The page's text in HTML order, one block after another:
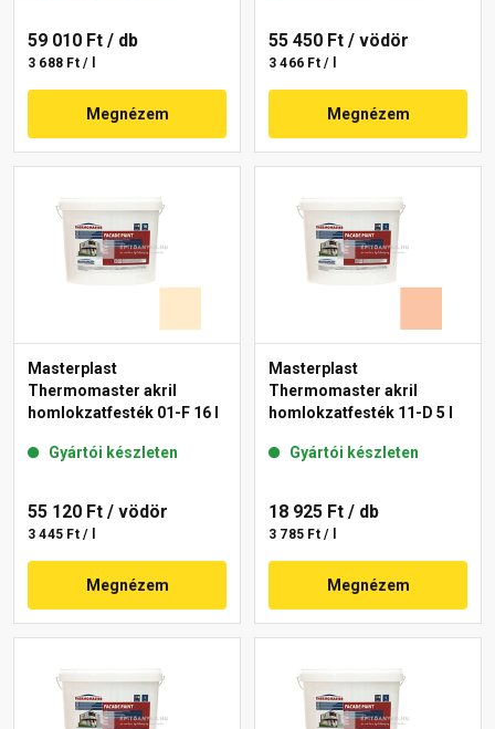
59 010 Ft / db
3 688 Ft / l
Megnézem
55 450 Ft / vödör
3 466 Ft / l
Megnézem
Masterplast
Thermomaster akril
homlokzatfesték 01-F 16 l
Gyártói készleten
55 120 Ft / vödör
3 445 Ft / l
Megnézem
Masterplast
Thermomaster akril
homlokzatfesték 11-D 5 l
Gyártói készleten
18 925 Ft / db
3 785 Ft / l
Megnézem